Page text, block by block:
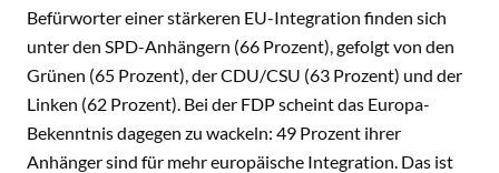
Befürworter einer stärkeren EU-Integration finden sich
unter den SPD-Anhängern (66 Prozent), gefolgt von den
Grünen (65 Prozent), der CDU/CSU (63 Prozent) und der
Linken (62 Prozent). Bei der FDP scheint das Europa-
Bekenntnis dagegen zu wackeln: 49 Prozent ihrer
Anhänger sind für mehr europäische Integration. Das ist